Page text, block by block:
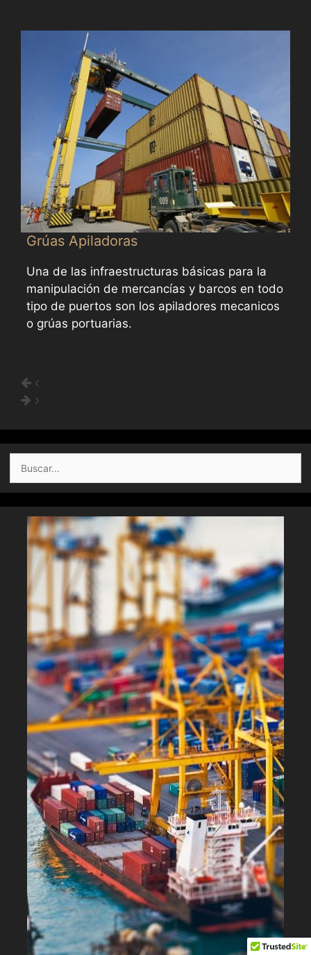
Grúas Apiladoras
Una de las infraestructuras básicas para la
manipulación de mercancías y barcos en todo
tipo de puertos son los apiladores mecanicos
o grúas portuarias.